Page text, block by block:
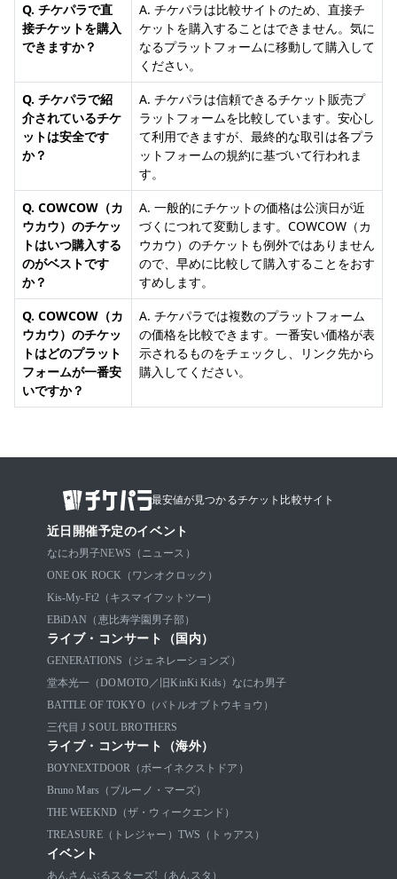
Q. チケパラで直
接チケットを購入
できますか？
A. チケパラは比較サイトのため、直接チ
ケットを購入することはできません。気に
なるプラットフォームに移動して購入して
ください。
Q. チケパラで紹
介されているチケ
ットは安全です
か？
A. チケパラは信頼できるチケット販売プ
ラットフォームを比較しています。安心し
て利用できますが、最終的な取引は各プラ
ットフォームの規約に基づいて行われま
す。
Q. COWCOW（カ
ウカウ）のチケッ
トはいつ購入する
のがベストです
か？
A. 一般的にチケットの価格は公演日が近
づくにつれて変動します。COWCOW（カ
ウカウ）のチケットも例外ではありません
ので、早めに比較して購入することをおす
すめします。
Q. COWCOW（カ
ウカウ）のチケッ
トはどのプラット
フォームが一番安
いですか？
A. チケパラでは複数のプラットフォーム
の価格を比較できます。一番安い価格が表
示されるものをチェックし、リンク先から
購入してください。
最安値が見つかるチケット比較サイト
近日開催予定のイベント
なにわ男子NEWS（ニュース）
ONE OK ROCK（ワンオクロック）
Kis-My-Ft2（キスマイフットツー）
EBiDAN（恵比寿学園男子部）
ライブ・コンサート（国内）
GENERATIONS（ジェネレーションズ）
堂本光一（DOMOTO／旧KinKi Kids） なにわ男子
BATTLE OF TOKYO（バトルオブトウキョウ）
三代目 J SOUL BROTHERS
ライブ・コンサート（海外）
BOYNEXTDOOR（ボーイネクストドア）
Bruno Mars（ブルーノ・マーズ）
THE WEEKND（ザ・ウィークエンド）
TREASURE（トレジャー） TWS（トゥアス）
イベント
あんさんぶるスターズ!（あんスタ）